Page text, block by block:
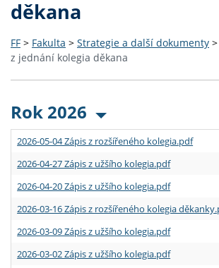
děkana
FF > Fakulta > Strategie a další dokumenty >
z jednání kolegia děkana
Rok 2026
2026-05-04 Zápis z rozšířeného kolegia.pdf
2026-04-27 Zápis z užšího kolegia.pdf
2026-04-20 Zápis z užšího kolegia.pdf
2026-03-16 Zápis z rozšířeného kolegia
2026-03-09 Zápis z užšího kolegia.pdf
2026-03-02 Zápis z užšího kolegia.pdf